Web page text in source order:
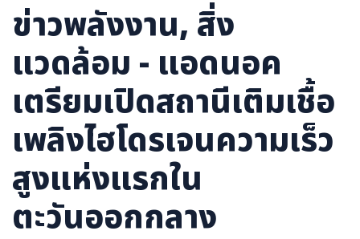
ข่าวพลังงาน, สิ่ง
แวดล้อม - แอดนอค
เตรียมเปิดสถานีเติมเชื้อ
เพลิงไฮโดรเจนความเร็ว
สูงแห่งแรกใน
ตะวันออกกลาง